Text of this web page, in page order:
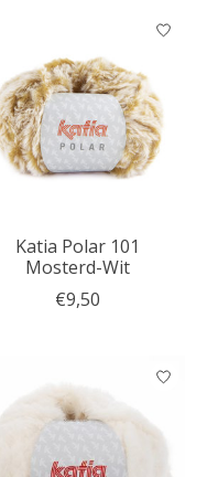
Katia Polar 101
Mosterd-Wit
€9,50